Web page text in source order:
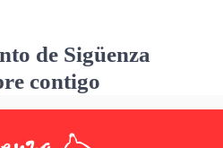
de Sigüenza
contigo